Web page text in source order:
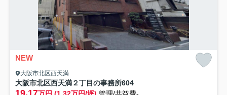
NEW
大阪市北区西天満
大阪市北区西天満２丁目の事務所604